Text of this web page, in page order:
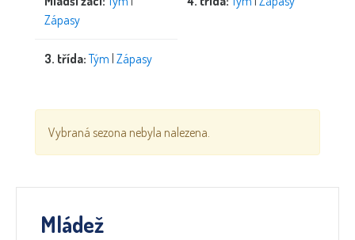
Zápasy
3. třída: Tým | Zápasy
Vybraná sezona nebyla nalezena.
Mládež